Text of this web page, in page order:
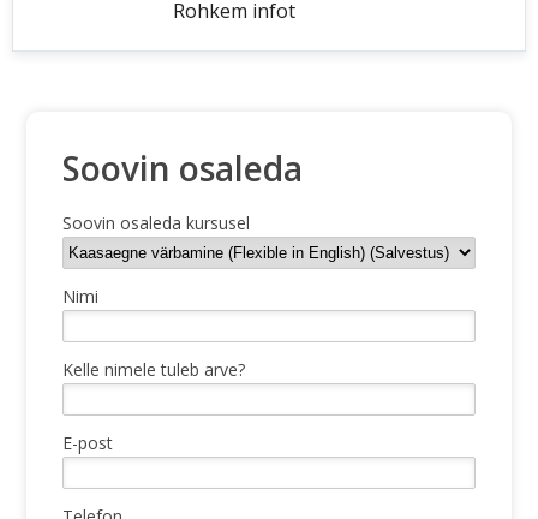
Rohkem infot
Soovin osaleda
Soovin osaleda kursusel
Nimi
Kelle nimele tuleb arve?
E-post